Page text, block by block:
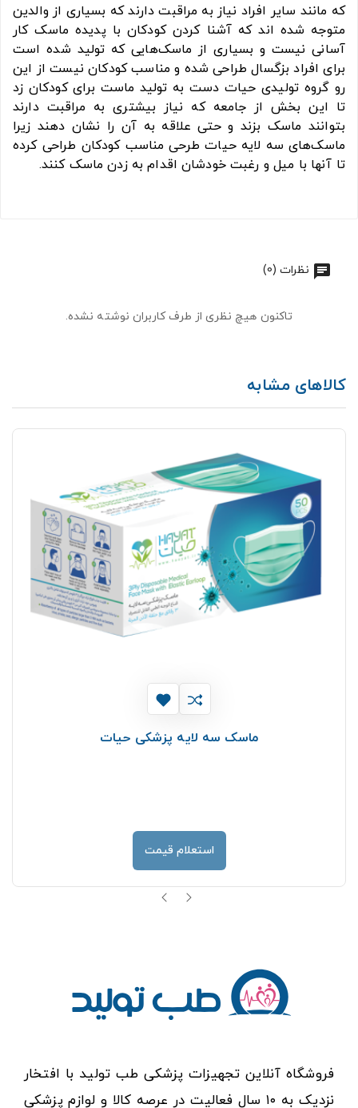
که مانند سایر افراد نیاز به مراقبت دارند که بسیاری از والدین
متوجه شده اند که آشنا کردن کودکان با پدیده ماسک کار
آسانی نیست و بسیاری از ماسک‌هایی که تولید شده است
برای افراد بزگسال طراحی شده و مناسب کودکان نیست از این
رو گروه تولیدی حیات دست به تولید ماست برای کودکان زد
تا این بخش از جامعه که نیاز بیشتری به مراقبت دارند
بتوانند ماسک بزند و حتی علاقه به آن را نشان دهند زیرا
ماسک‌های سه لایه حیات طرحی مناسب کودکان طراحی کرده
تا آنها با میل و رغبت خودشان اقدام به زدن ماسک کنند.
نظرات (0)
تاکنون هیچ نظری از طرف کاربران نوشته نشده.
کالاهای مشابه
ماسک سه لایه پزشکی حیات
استعلام قیمت
فروشگاه آنلاین تجهیزات پزشکی طب تولید با افتخار
نزدیک به ۱۰ سال فعالیت در عرصه کالا و لوازم پزشکی